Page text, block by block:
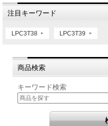
注目キーワード
LPC3T38 LPC3T39
商品検索
キーワード検索